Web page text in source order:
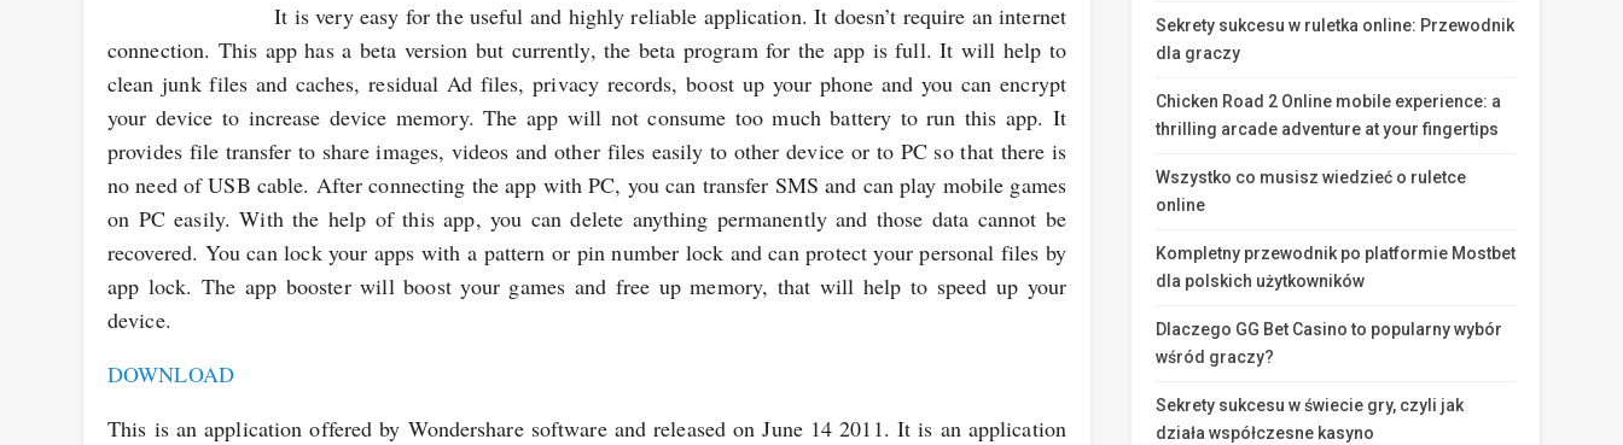
It is very easy for the useful and highly reliable application. It doesn’t require an internet
connection. This app has a beta version but currently, the beta program for the app is full. It will help to
clean junk files and caches, residual Ad files, privacy records, boost up your phone and you can encrypt
your device to increase device memory. The app will not consume too much battery to run this app. It
provides file transfer to share images, videos and other files easily to other device or to PC so that there is
no need of USB cable. After connecting the app with PC, you can transfer SMS and can play mobile games
on PC easily. With the help of this app, you can delete anything permanently and those data cannot be
recovered. You can lock your apps with a pattern or pin number lock and can protect your personal files by
app lock. The app booster will boost your games and free up memory, that will help to speed up your
device.
DOWNLOAD
This is an application offered by Wondershare software and released on June 14 2011. It is an application
Sekrety sukcesu w ruletka online: Przewodnik
dla graczy
Chicken Road 2 Online mobile experience: a
thrilling arcade adventure at your fingertips
Wszystko co musisz wiedzieć o ruletce
online
Kompletny przewodnik po platformie Mostbet
dla polskich użytkowników
Dlaczego GG Bet Casino to popularny wybór
wśród graczy?
Sekrety sukcesu w świecie gry, czyli jak
działa współczesne kasyno